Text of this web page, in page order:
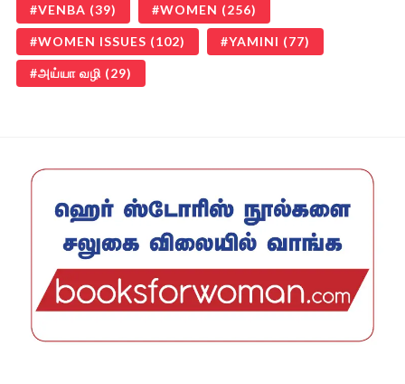
VENBA (39) WOMEN (256)
WOMEN ISSUES (102) YAMINI (77)
அய்யா வழி (29)